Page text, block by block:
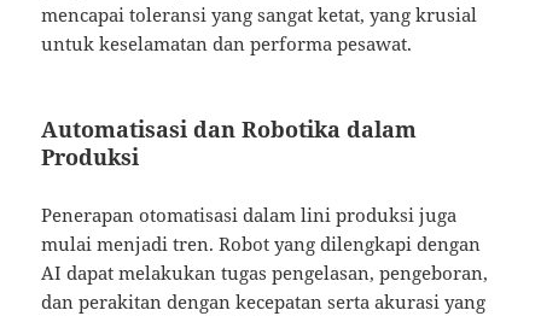
mencapai toleransi yang sangat ketat, yang krusial
untuk keselamatan dan performa pesawat.
Automatisasi dan Robotika dalam
Produksi
Penerapan otomatisasi dalam lini produksi juga
mulai menjadi tren. Robot yang dilengkapi dengan
AI dapat melakukan tugas pengelasan, pengeboran,
dan perakitan dengan kecepatan serta akurasi yang